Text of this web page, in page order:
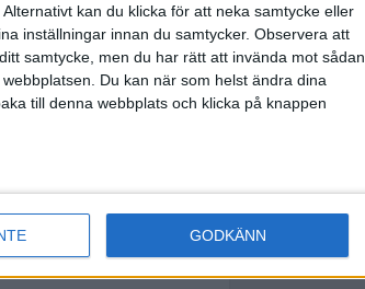
kan du klicka för att neka samtycke eller
inställningar innan du samtycker. Observera att
samtycke, men du har rätt att invända mot sådan
Du kan när som helst ändra dina
till denna webbplats och klicka på knappen
GODKÄNN